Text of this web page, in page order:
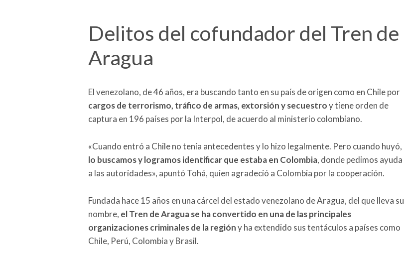
Delitos del cofundador del Tren de
Aragua
El venezolano, de 46 años, era buscando tanto en su país de origen como en Chile por
cargos de terrorismo, tráfico de armas, extorsión y secuestroy tiene orden de
captura en 196 países por la Interpol, de acuerdo al ministerio colombiano.
«Cuando entró a Chile no tenía antecedentes y lo hizo legalmente. Pero cuando huyó,
lo buscamos y logramos identificar que estaba en Colombia, donde pedimos ayuda
a las autoridades», apuntó Tohá, quien agradeció a Colombia por la cooperación.
Fundada hace 15 años en una cárcel del estado venezolano de Aragua, del que lleva su
nombre, el Tren de Aragua se ha convertido en una de las principales
organizaciones criminales de la regióny ha extendido sus tentáculos a países como
Chile, Perú, Colombia y Brasil.